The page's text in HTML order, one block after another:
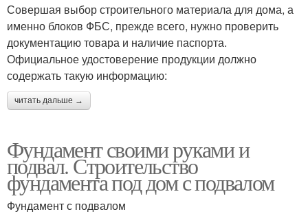
Совершая выбор строительного материала для дома, а
именно блоков ФБС, прежде всего, нужно проверить
документацию товара и наличие паспорта.
Официальное удостоверение продукции должно
содержать такую информацию:
читать дальше →
Фундамент своими руками и
подвал. Строительство
фундамента под дом с подвалом
Фундамент с подвалом